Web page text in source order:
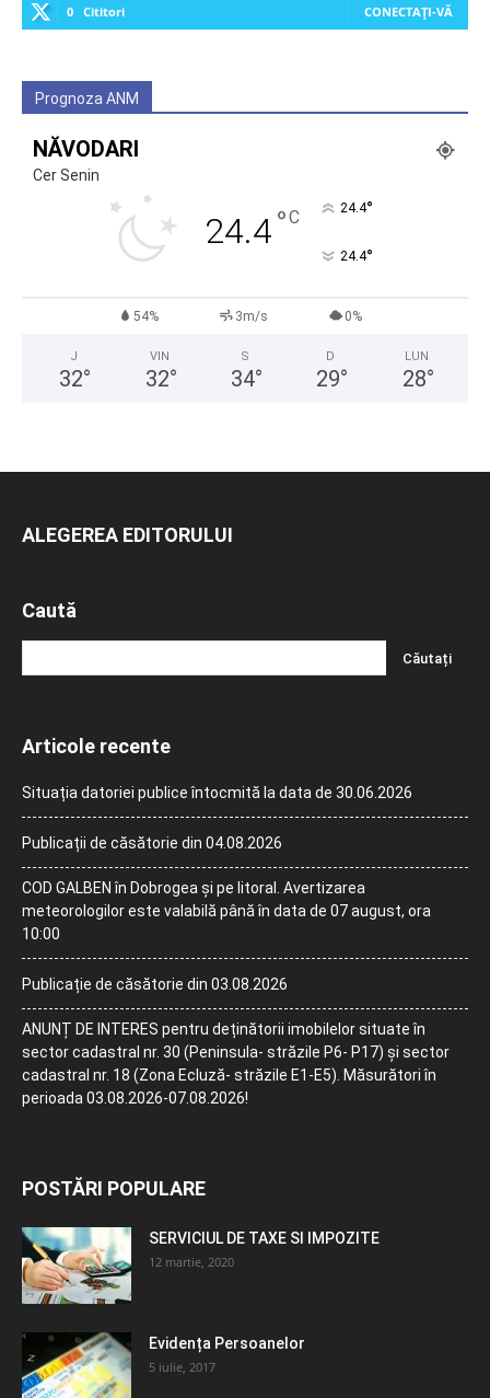
0 Cititori CONECTAȚI-VĂ
Prognoza ANM
NĂVODARI
Cer Senin
24.4°C 24.4°
24.4°
54% 3m/s 0%
J
32°
VIN
32°
S
34°
D
29°
LUN
28°
ALEGEREA EDITORULUI
Caută
Articole recente
Situația datoriei publice întocmită la data de 30.06.2026
Publicații de căsătorie din 04.08.2026
COD GALBEN în Dobrogea și pe litoral. Avertizarea
meteorologilor este valabilă până în data de 07 august, ora
10:00
Publicație de căsătorie din 03.08.2026
ANUNȚ DE INTERES pentru deținătorii imobilelor situate în
sector cadastral nr. 30 (Peninsula- străzile P6- P17) și sector
cadastral nr. 18 (Zona Ecluză- străzile E1-E5). Măsurători în
perioada 03.08.2026-07.08.2026!
POSTĂRI POPULARE
SERVICIUL DE TAXE SI IMPOZITE
12 martie, 2020
Evidența Persoanelor
5 iulie, 2017